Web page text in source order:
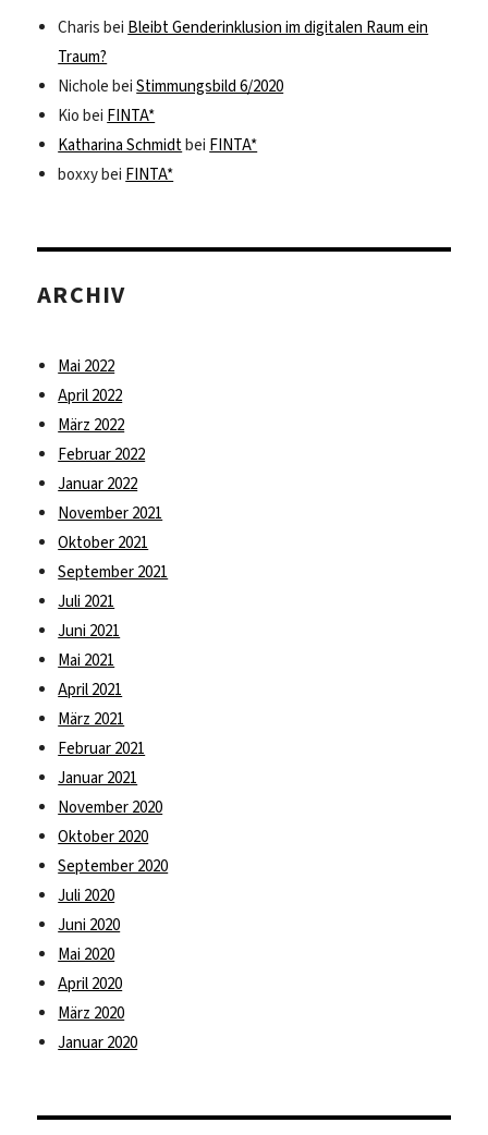
Charis bei Bleibt Genderinklusion im digitalen Raum ein
Traum?
Nichole beiStimmungsbild 6/2020
Kio bei FINTA*
Katharina Schmidtbei FINTA*
boxxybei FINTA*
ARCHIV
Mai 2022
April 2022
März 2022
Februar 2022
Januar 2022
November 2021
Oktober 2021
September 2021
Juli 2021
Juni 2021
Mai 2021
April 2021
März 2021
Februar 2021
Januar 2021
November 2020
Oktober 2020
September 2020
Juli 2020
Juni 2020
Mai 2020
April 2020
März 2020
Januar 2020